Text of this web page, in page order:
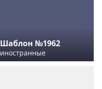
Шаблон №1962
иностранные